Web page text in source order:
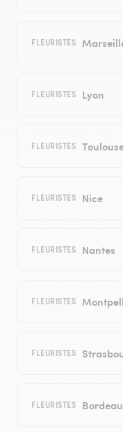
FLEURISTES
FLEURISTES Lyon
FLEURISTES
FLEURISTES Nice
FLEURISTES Nantes
FLEURISTES
FLEURISTES
FLEURISTES